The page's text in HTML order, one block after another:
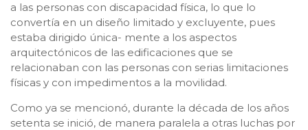
a las personas con discapacidad física, lo que lo
convertía en un diseño limitado y excluyente, pues
estaba dirigido única- mente a los aspectos
arquitectónicos de las edificaciones que se
relacionaban con las personas con serias limitaciones
físicas y con impedimentos a la movilidad.
Como ya se mencionó, durante la década de los años
setenta se inició, de manera paralela a otras luchas por